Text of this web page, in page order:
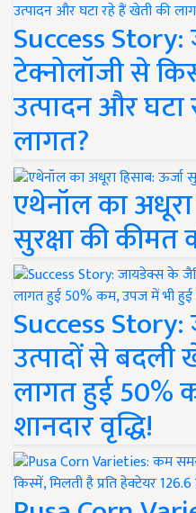
Success
टेक्नोलॉजी से
उत्पादन और
लागत?
एथेनॉल का अधूरा
सुरक्षा की कीमत
Success
उत्पादों से बदली
लागत हुई 50%
शानदार वृद्धि!